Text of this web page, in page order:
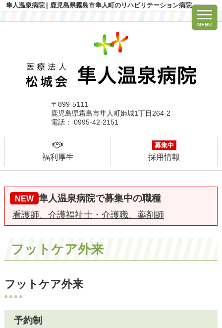
MENU
隼人温泉病院 | 鹿児島県霧島市隼人町のリハビリテーション病院
〒899-5111
鹿児島県霧島市隼人町姫城1丁目264-2
電話： 0995-42-2151
福利厚生
募集中
採用情報
NEW 隼人温泉病院で募集中の職種
看護師、介護福祉士・介護職、薬剤師
フットケア外来
フットケア外来
予約制